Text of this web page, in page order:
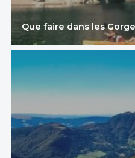
Que faire dans les